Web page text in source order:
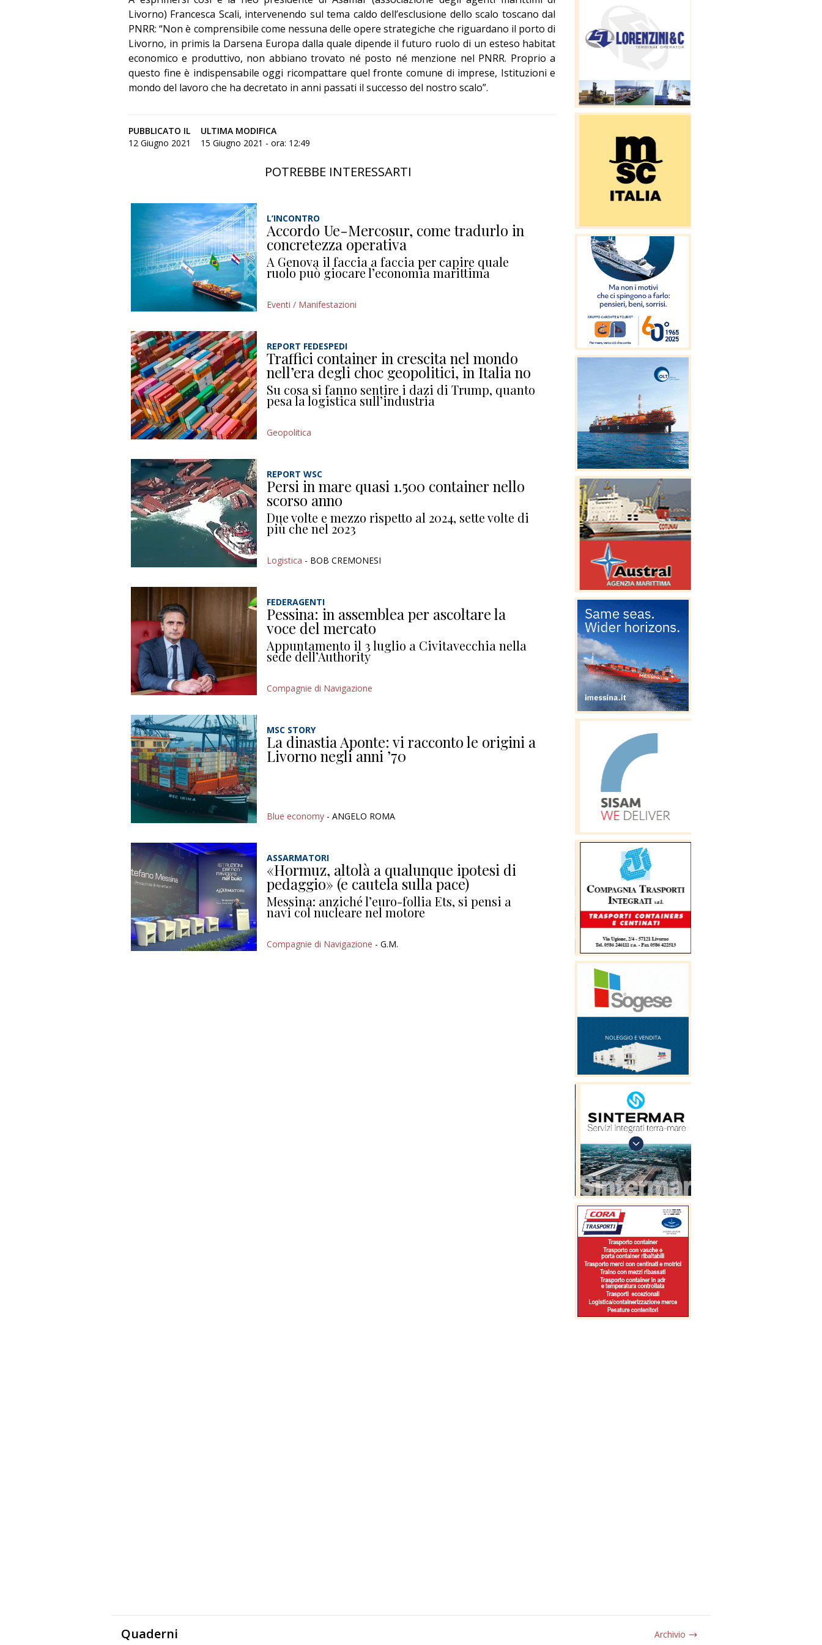
Livorno) Francesca Scali, intervenendo sul tema caldo dell’esclusione dello scalo toscano dal
PNRR: “Non è comprensibile come nessuna delle opere strategiche che riguardano il porto di
Livorno, in primis la Darsena Europa dalla quale dipende il futuro ruolo di un esteso habitat
economico e produttivo, non abbiano trovato né posto né menzione nel PNRR. Proprio a
questo fine è indispensabile oggi ricompattare quel fronte comune di imprese, Istituzioni e
mondo del lavoro che ha decretato in anni passati il successo del nostro scalo”.
PUBBLICATO IL
12 Giugno 2021
ULTIMA MODIFICA
15 Giugno 2021 - ora: 12:49
POTREBBE INTERESSARTI
L’INCONTRO
Accordo Ue-Mercosur, come tradurlo in
concretezza operativa
A Genova il faccia a faccia per capire quale
ruolo può giocare l’economia marittima
Eventi / Manifestazioni
REPORT FEDESPEDI
Traffici container in crescita nel mondo
nell’era degli choc geopolitici, in Italia no
Su cosa si fanno sentire i dazi di Trump, quanto
pesa la logistica sull’industria
Geopolitica
REPORT WSC
Persi in mare quasi 1.500 container nello
scorso anno
Due volte e mezzo rispetto al 2024, sette volte di
più che nel 2023
Logistica - BOB CREMONESI
FEDERAGENTI
Pessina: in assemblea per ascoltare la
voce del mercato
Appuntamento il 3 luglio a Civitavecchia nella
sede dell’Authority
Compagnie di Navigazione
MSC STORY
La dinastia Aponte: vi racconto le origini a
Livorno negli anni ’70
Blue economy - ANGELO ROMA
ASSARMATORI
«Hormuz, altolà a qualunque ipotesi di
pedaggio» (e cautela sulla pace)
Messina: anziché l’euro-follia Ets, si pensi a
navi col nucleare nel motore
Compagnie di Navigazione - G.M.
Quaderni Archivio